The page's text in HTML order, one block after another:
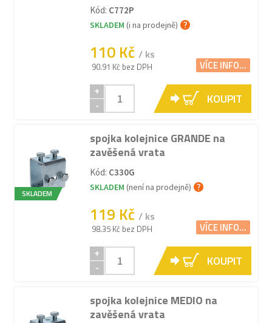
Kód: C772P
SKLADEM (i na prodejně)
110 Kč / ks
90.91 Kč bez DPH VÍCE INFO...
+
-
KOUPIT
SKLADEM
spojka kolejnice GRANDE na
zavěšená vrata
Kód: C330G
SKLADEM (není na prodejně)
119 Kč / ks
98.35 Kč bez DPH VÍCE INFO...
+
-
KOUPIT
spojka kolejnice MEDIO na
zavěšená vrata